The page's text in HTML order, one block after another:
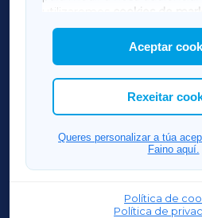
utilizaremos
cookies de
mostrar publicidade de
Así mesmo, podes
cookies que desexas
Aceptar
Rexeitar
Queres personalizar a túa
Faino aquí.
Política de
Política de